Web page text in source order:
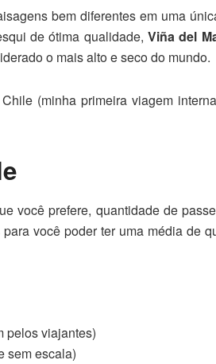
bem diferentes em uma
de ótima qualidade,Viña del
o mais alto e seco do mundo.
(minha primeira viagem
você prefere, quantidade de
você poder ter uma média de
pelos viajantes)
sem escala)